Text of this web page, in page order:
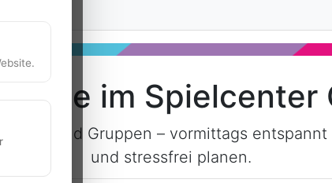
im Spielcenter
und Gruppen – vormittags
und stressfrei planen.